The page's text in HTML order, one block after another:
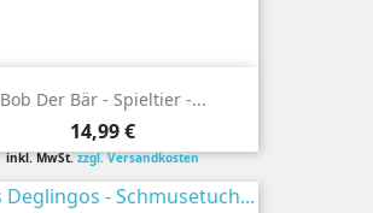
Bob Der Bär - Spieltier -...
Preis
14,99 €
inkl. MwSt.zzgl. Versandkosten